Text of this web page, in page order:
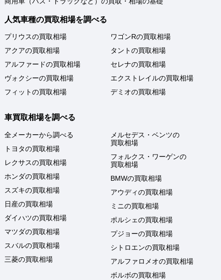
人気車種の買取相場を調べる
プリウスの買取相場
アクアの買取相場
アルファードの買取相場
ヴォクシーの買取相場
フィットの買取相場
ワゴンRの買取相場
タントの買取相場
セレナの買取相場
エクストレイルの買取相場
デミオの買取相場
車買取相場を調べる
全メーカーから調べる
トヨタの買取相場
レクサスの買取相場
ホンダの買取相場
スズキの買取相場
日産の買取相場
ダイハツの買取相場
マツダの買取相場
スバルの買取相場
三菱の買取相場
メルセデス・ベンツの
買取相場
フォルクス・ワーゲンの
買取相場
BMWの買取相場
アウディの買取相場
ミニの買取相場
ポルシェの買取相場
プジョーの買取相場
シトロエンの買取相場
アルファロメオの買取相場
ボルボの買取相場